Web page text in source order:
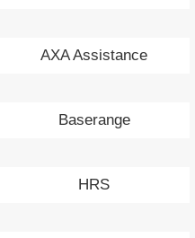
AXA Assistance
Baserange
HRS